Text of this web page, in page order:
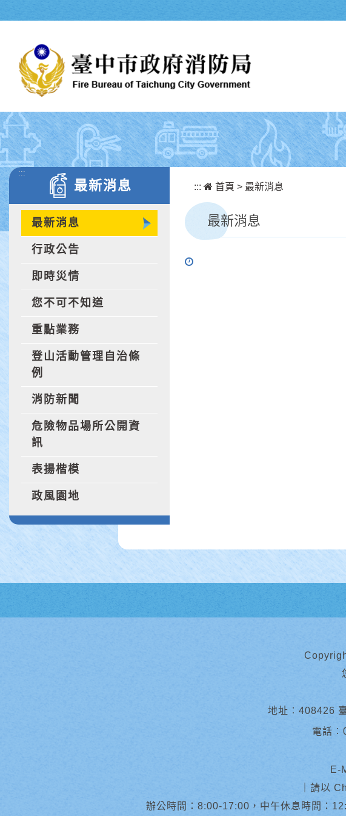
:::
最新消息
最新消息
行政公告
即時災情
您不可不知道
重點業務
登山活動管理自治條
例
消防新聞
危險物品場所公開資
訊
表揚楷模
政風園地
::: 首頁 > 最新消息
最新消息
地址︰408426
電話︰
E-
請以
辦公時間：8:00-17:00，中午休息時間：